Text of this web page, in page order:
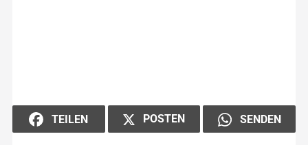
TEILEN POSTEN SENDEN